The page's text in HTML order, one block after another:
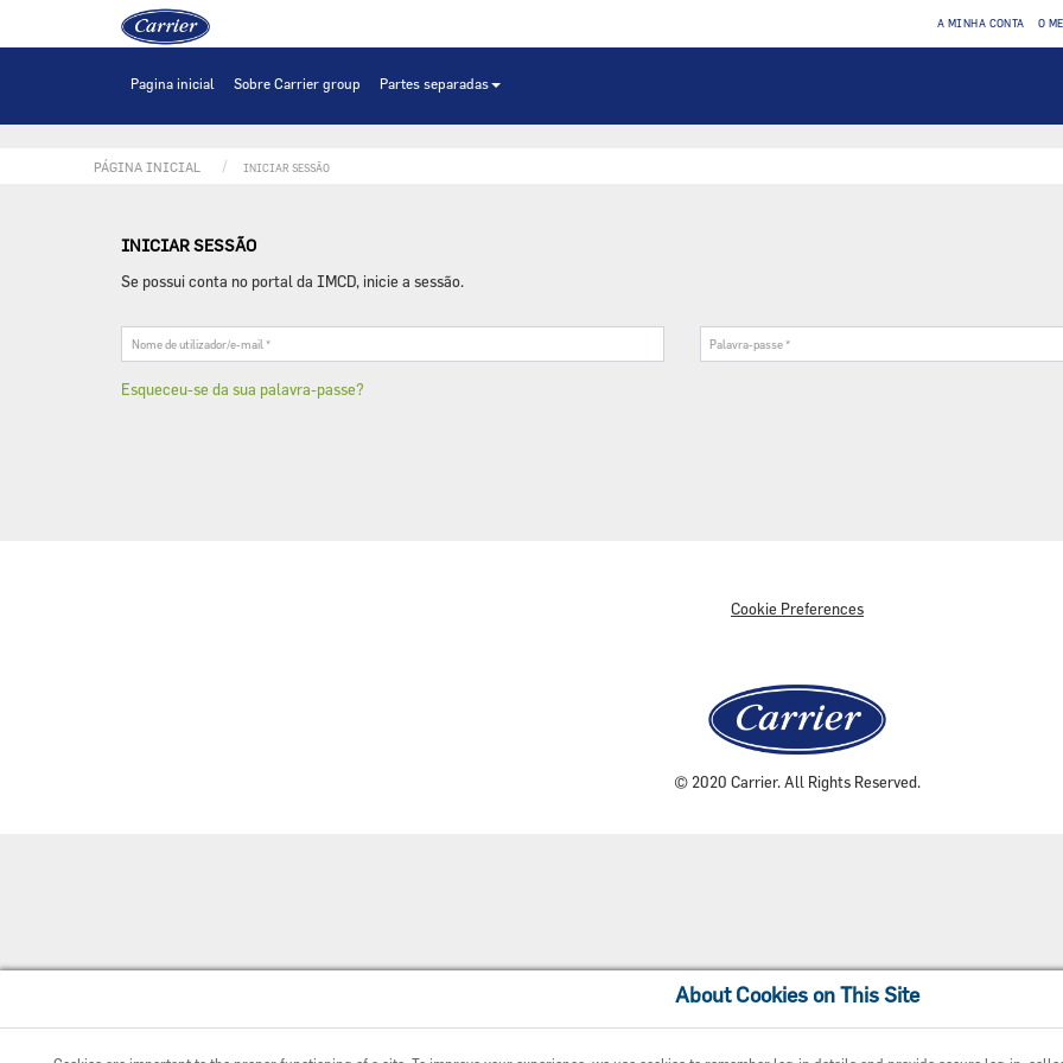
A MINHA CONTA O
Home
Pagina inicial Sobre Carrier group Partes separadas
PÁGINA INICIAL INICIAR SESSÃO
INICIAR SESSÃO
Se possui conta no portal da IMCD, inicie a sessão.
de
mail
passe
Esqueceu-se da sua palavra-passe?
Cookie Preferences
© 2020 Carrier. All Rights Reserved.
About Cookies on This Site